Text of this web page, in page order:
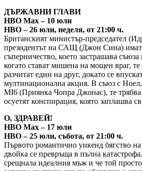
ДЪРЖАВНИ ГЛАВИ
HBO Max – 10 юли
HBO – 26 юли, неделя, от 21:00 ч.
Британският министър-председател
президентът на САЩ (Джон Сина)
съперничество, което застрашава
когато стават мишена на мощен враг,
разчитат един на друг, докато се
мултинационална акция. В съюз с
MI6 (Приянка Чопра Джонас), те трябва
осуетят конспирация, която заплашва
О, ЗДРАВЕЙ!
HBO Max – 17 юли
HBO – 25 юли, събота, от 21:00 ч.
Първото романтично уикенд бягство
двойка се превръща в пълна
срещнала идеалния мъж и че той